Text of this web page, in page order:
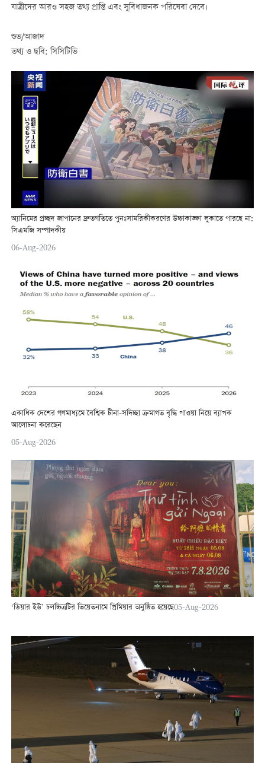
যাত্রীদের আরও সহজ তথ্য প্রাপ্তি এবং সুবিধাজনক পরিষেবা দেবে।
শুভ/আজাদ
তথ্য ও ছবি: সিসিটিভি
অ্যানিমের প্রচ্ছদ জাপানের দ্রুতগতিতে পুনঃসামরিকীকরণের উচ্চাকাঙ্ক্ষা লুকাতে পারছে না:
সিএমজি সম্পাদকীয়
06-Aug-2026
একাধিক দেশের গণমাধ্যমে বৈশ্বিক চীনা-সদিচ্ছা ক্রমাগত বৃদ্ধি পাওয়া নিয়ে ব্যাপক
আলোচনা করেছেন
05-Aug-2026
‘ডিয়ার ইউ’ চলচ্চিত্রটির ভিয়েতনামে প্রিমিয়ার অনুষ্ঠিত হয়েছে05-Aug-2026